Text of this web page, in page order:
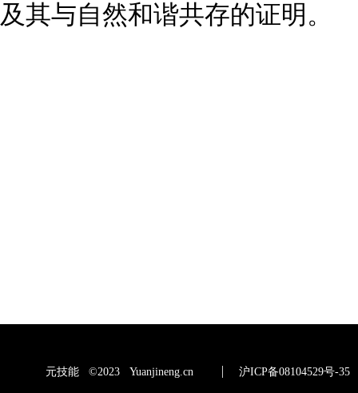
及其与自然和谐共存的证明。
元技能 ©2023 Yuanjineng.cn 沪ICP备08104529号-35